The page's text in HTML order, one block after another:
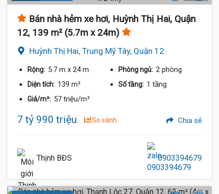
Bán nhà hẻm xe hơi, Huỳnh Thị Hai, Quận
12, 139 m² (5.7m x 24m)
Huỳnh Thị Hai, Trung Mỹ Tây, Quận 12
Rộng: 5.7 m x 24 m Phòng ngủ: 2 phòng
Diện tích: 139 m² Số tầng: 1 tầng
Giá/m²: 57 triệu/m²
7 tỷ 990 triệu So sánh Chia sẻ
Thịnh BĐS 0903394679